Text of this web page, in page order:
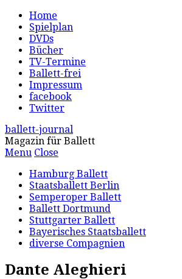
Home
Spielplan
DVDs
Bücher
TV-Termine
Ballett-frei
Impressum
facebook
Twitter
ballett-journal
Magazin für Ballett
Menu Close
Hamburg Ballett
Staatsballett Berlin
Semperoper Ballett
Ballett Dortmund
Stuttgarter Ballett
Bayerisches Staatsballett
diverse Compagnien
Dante Aleghieri